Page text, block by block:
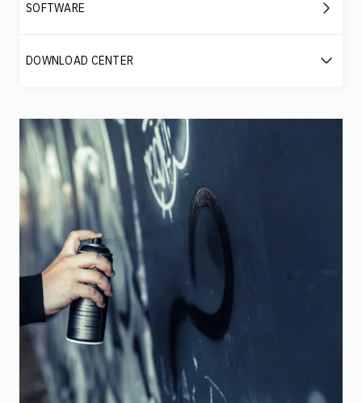
SOFTWARE
DOWNLOAD CENTER